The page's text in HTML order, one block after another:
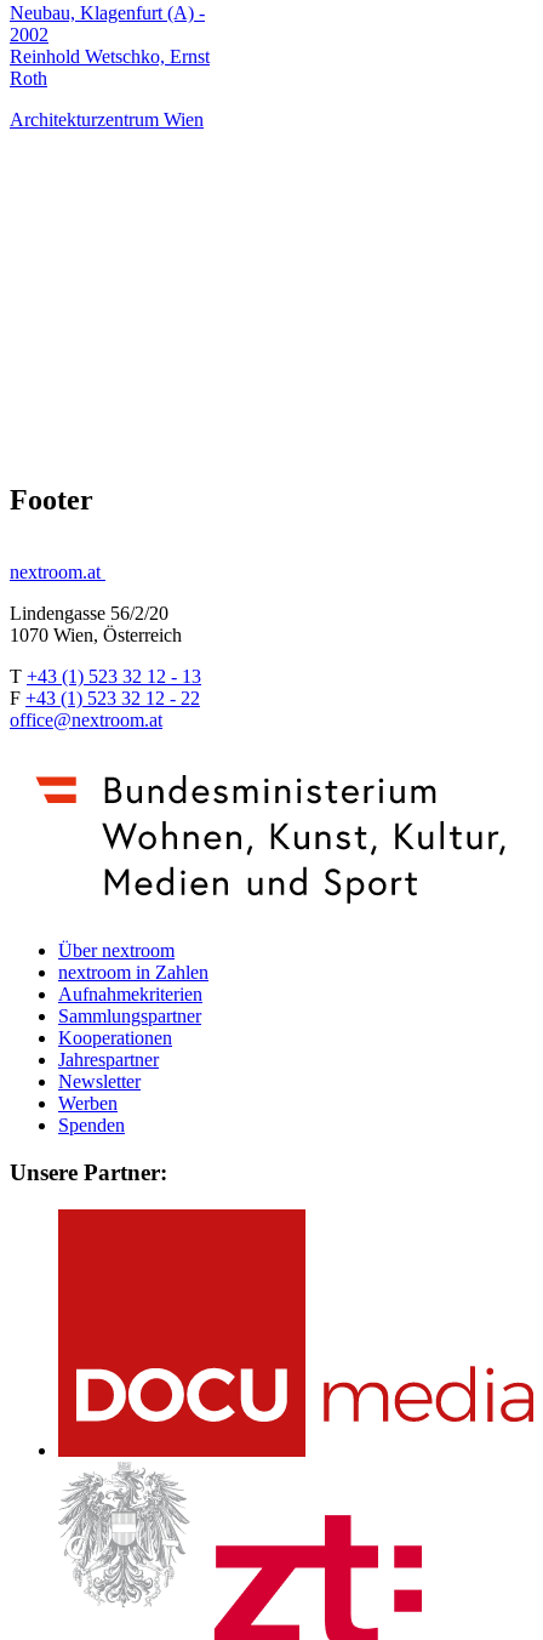
Neubau, Klagenfurt (A) -
2002
Reinhold Wetschko, Ernst
Roth
Architekturzentrum Wien
Footer
nextroom.at
Lindengasse 56/2/20
1070 Wien, Österreich
T +43 (1) 523 32 12 - 13
F +43 (1) 523 32 12 - 22
office@nextroom.at
Über nextroom
nextroom in Zahlen
Aufnahmekriterien
Sammlungspartner
Kooperationen
Jahrespartner
Newsletter
Werben
Spenden
Unsere Partner: